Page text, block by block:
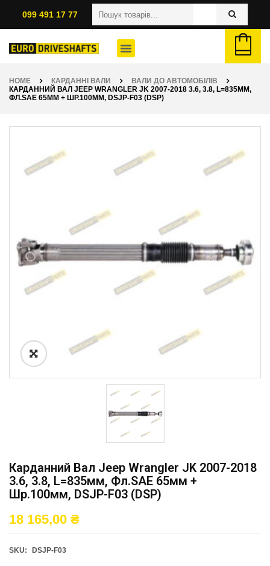
099 491 17 77
HOME КАРДАННІ ВАЛИ
ВАЛИ ДО АВТОМОБІЛІВ
КАРДАННИЙ ВАЛ JEEP WRANGLER JK 2007-2018 3.6, 3.8, L=835ММ,
ФЛ.SAE 65ММ + ШР.100ММ, DSJP-F03 (DSP)
Карданний Вал Jeep Wrangler JK 2007-2018
3.6, 3.8, L=835мм, Фл.SAE 65мм +
Шр.100мм, DSJP-F03 (DSP)
18 165,00 ₴
SKU: DSJP-F03